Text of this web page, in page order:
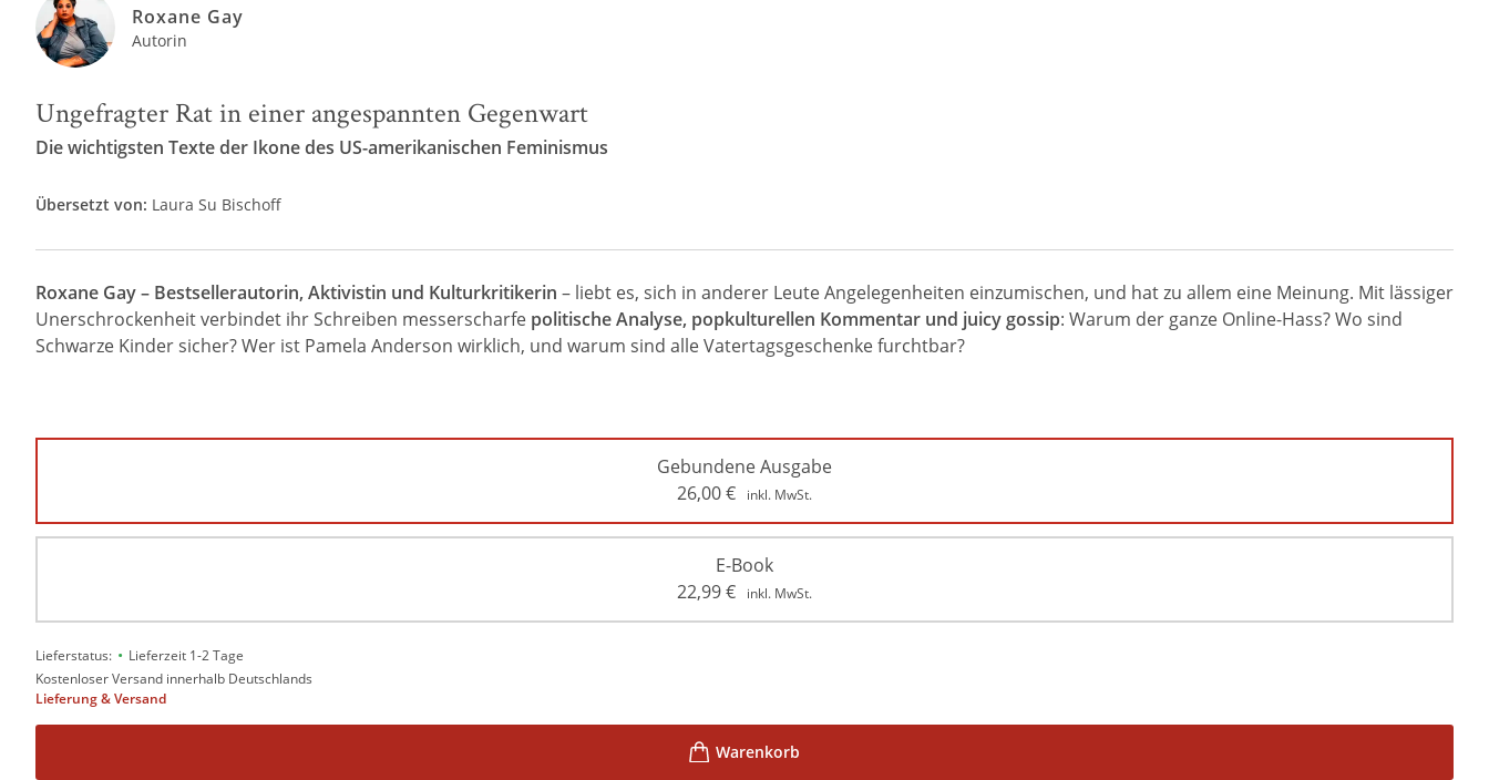
Roxane Gay
Autorin
Ungefragter Rat in einer angespannten Gegenwart
Die wichtigsten Texte der Ikone des US-amerikanischen Feminismus
Übersetzt von: Laura Su Bischoff
Roxane Gay – Bestsellerautorin, Aktivistin und Kulturkritikerin – liebt es, sich in anderer Leute Angelegenheiten einzumischen, und hat zu allem eine Meinung. Mit lässiger
Unerschrockenheit verbindet ihr Schreiben messerscharfe politische Analyse, popkulturellen Kommentar und juicy gossip: Warum der ganze Online-Hass? Wo sind
Schwarze Kinder sicher? Wer ist Pamela Anderson wirklich, und warum sind alle Vatertagsgeschenke furchtbar?
Gebundene Ausgabe
26,00€ inkl. MwSt.
E-Book
22,99€ inkl. MwSt.
Lieferstatus: • Lieferzeit 1-2 Tage
Kostenloser Versand innerhalb Deutschlands
Lieferung & Versand